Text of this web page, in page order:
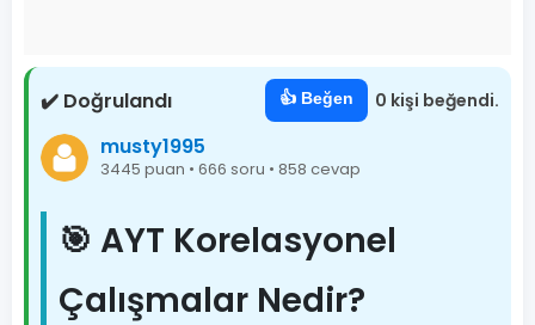
✔️ Doğrulandı 👍 Beğen 0 kişi beğendi.
musty1995
3445 puan • 666 soru • 858 cevap
🎯 AYT Korelasyonel
Çalışmalar Nedir?